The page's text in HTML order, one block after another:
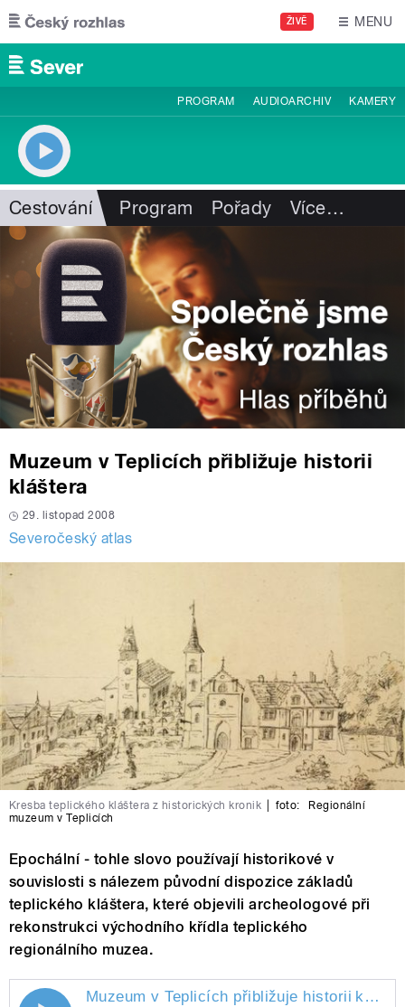
Přejít k hlavnímu obsahu
ŽIVĚ MENU
PROGRAM AUDIOARCHIV KAMERY
Cestování Program Pořady Více…
Muzeum v Teplicích přibližuje historii
kláštera
29. listopad 2008
Severočeský atlas
Kresba teplického kláštera z historických kronik foto:
Regionální
muzeum v Teplicích
Epochální - tohle slovo používají historikové v
souvislosti s nálezem původní dispozice základů
teplického kláštera, které objevili archeologové při
rekonstrukci východního křídla teplického
regionálního muzea.
Muzeum v Teplicích přibližuje historii kláštera